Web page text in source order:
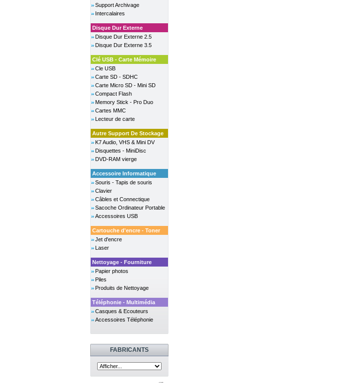
Support Archivage
Intercalaires
Disque Dur Externe
Disque Dur Externe 2.5
Disque Dur Externe 3.5
Clé USB - Carte Mémoire
Cle USB
Carte SD - SDHC
Carte Micro SD - Mini SD
Compact Flash
Memory Stick - Pro Duo
Cartes MMC
Lecteur de carte
Autre Support De Stockage
K7 Audio, VHS & Mini DV
Disquettes - MiniDisc
DVD-RAM vierge
Accessoire Informatique
Souris - Tapis de souris
Clavier
Câbles et Connectique
Sacoche Ordinateur Portable
Accessoires USB
Cartouche d'encre - Toner
Jet d'encre
Laser
Nettoyage - Fourniture
Papier photos
Piles
Produits de Nettoyage
Téléphonie - Multimédia
Casques & Ecouteurs
Accessoires Téléphonie
FABRICANTS